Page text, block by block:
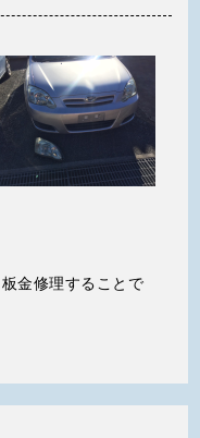
金修理することで